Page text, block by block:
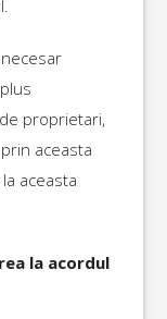
proprietari,
aceasta
aceasta
la acordul